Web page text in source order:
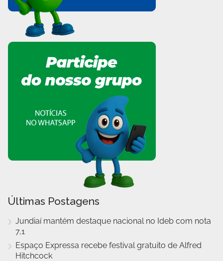
Últimas Postagens
Jundiaí mantém destaque nacional no Ideb com nota
7,1
Espaço Expressa recebe festival gratuito de Alfred
Hitchcock